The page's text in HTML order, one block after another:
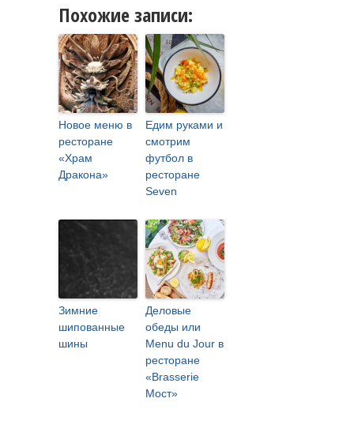
Похожие записи:
Новое меню в
ресторане
«Храм
Дракона»
Едим руками и
смотрим
футбол в
ресторане
Seven
Зимние
шипованные
шины
Деловые
обеды или
Menu du Jour в
ресторане
«Brasserie
Мост»